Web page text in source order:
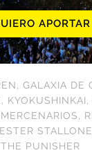
APORTAR
, GALAXIA DE
, KYOKUSHINKAI,
,
STALLONE
THE PUNISHER